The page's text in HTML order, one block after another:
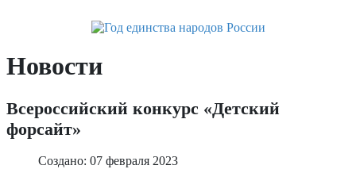
Новости
Всероссийский конкурс «Детский
форсайт»
Создано: 07 февраля 2023